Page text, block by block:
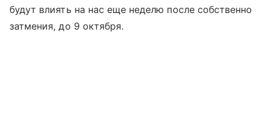
будут влиять на нас еще неделю после собственно
затмения, до 9 октября.